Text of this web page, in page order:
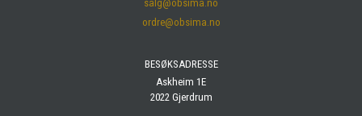
salg@obsima.no
ordre@obsima.no
BESØKSADRESSE
Askheim 1E
2022 Gjerdrum